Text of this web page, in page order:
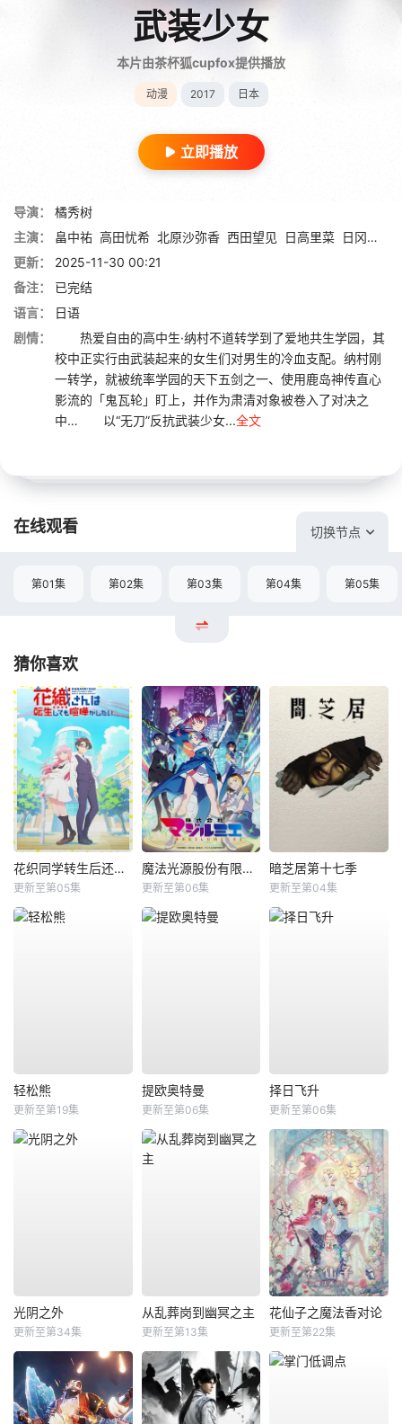
武装少女
本片由茶杯狐cupfox提供播放
动漫 2017 日本
立即播放
导演：
橘秀树
主演：
畠中祐 高田忧希 北原沙弥香 西田望见 日高里菜 日冈夏美
更新：
2025-11-30 00:21
备注：
已完结
语言：
日语
剧情：
热爱自由的高中生·纳村不道转学到了爱地共生学园，其
校中正实行由武装起来的女生们对男生的冷血支配。纳村刚
一转学，就被统率学园的天下五剑之一、使用鹿岛神传直心
影流的「鬼瓦轮」盯上，并作为肃清对象被卷入了对决之
中… 以“无刀”反抗武装少女...全文
在线观看 切换节点
第01集 第02集 第03集 第04集 第05集
猜你喜欢
花织同学转生后还是想干架
更新至第05集
魔法光源股份有限公司第二季
更新至第06集
暗芝居第十七季
更新至第04集
轻松熊
更新至第19集
提欧奥特曼
更新至第06集
择日飞升
更新至第06集
光阴之外
更新至第34集
从乱葬岗到幽冥之主
更新至第13集
花仙子之魔法香对论
更新至第22集